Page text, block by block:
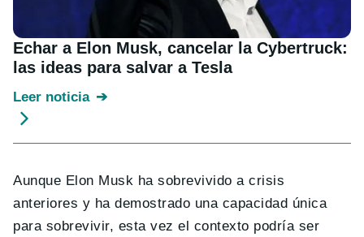
Echar a Elon Musk, cancelar la Cybertruck:
las ideas para salvar a Tesla
Leer noticia
Aunque Elon Musk ha sobrevivido a crisis
anteriores y ha demostrado una capacidad única
para sobrevivir, esta vez el contexto podría ser